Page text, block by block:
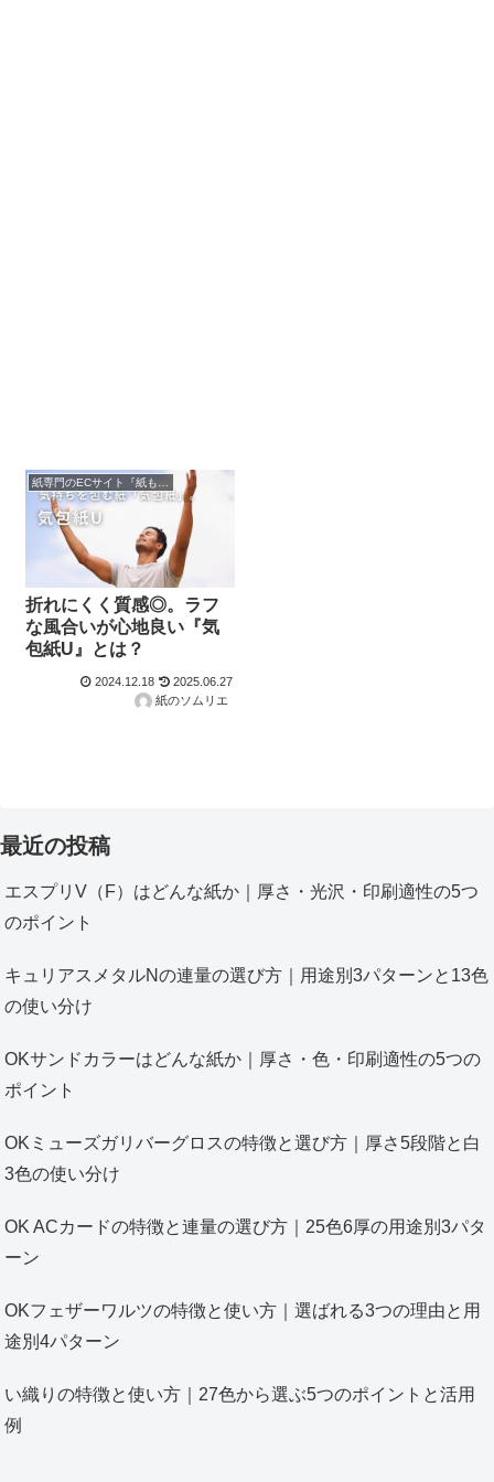
折れにくく質感◎。ラフ
な風合いが心地良い『気
包紙U』とは？
2024.12.18
2025.06.27
紙のソムリエ
最近の投稿
エスプリV（F）はどんな紙か｜厚さ・光沢・印刷適性の5つ
のポイント
キュリアスメタルNの連量の選び方｜用途別3パターンと13色
の使い分け
OKサンドカラーはどんな紙か｜厚さ・色・印刷適性の5つの
ポイント
OKミューズガリバーグロスの特徴と選び方｜厚さ5段階と白
3色の使い分け
OK ACカードの特徴と連量の選び方｜25色6厚の用途別3パタ
ーン
OKフェザーワルツの特徴と使い方｜選ばれる3つの理由と用
途別4パターン
い織りの特徴と使い方｜27色から選ぶ5つのポイントと活用
例